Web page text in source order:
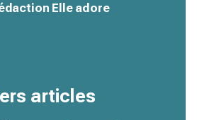
Elle adore
articles